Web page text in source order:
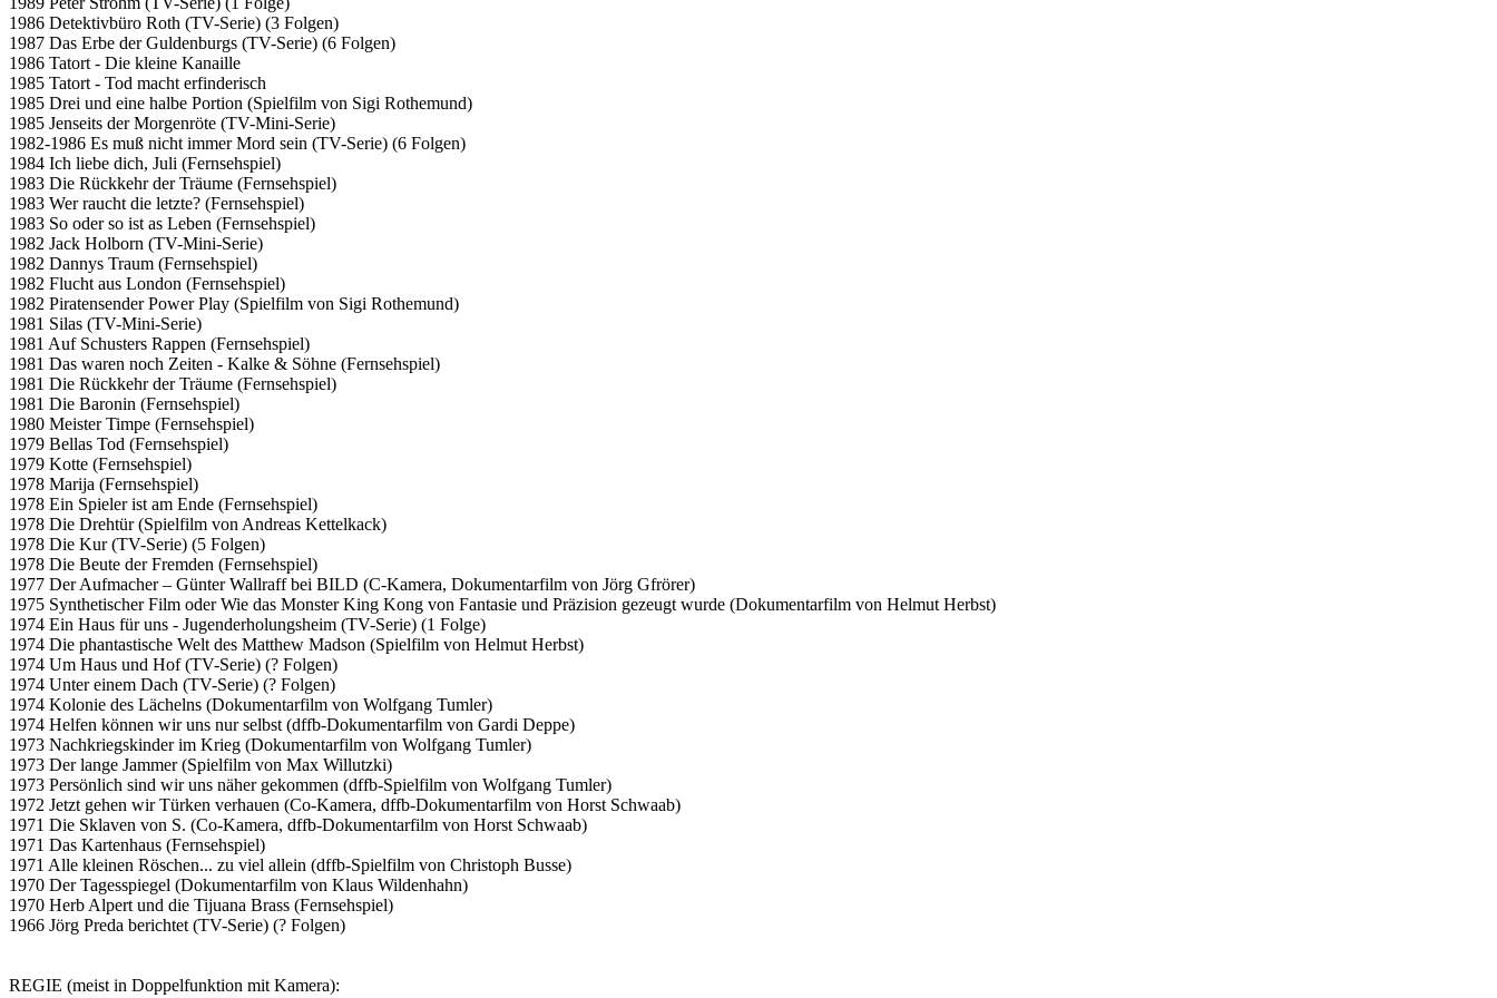
1986 Detektivbüro Roth (TV-Serie) (3 Folgen)
1987 Das Erbe der Guldenburgs (TV-Serie) (6 Folgen)
1986 Tatort - Die kleine Kanaille
1985 Tatort - Tod macht erfinderisch
1985 Drei und eine halbe Portion (Spielfilm von Sigi Rothemund)
1985 Jenseits der Morgenröte (TV-Mini-Serie)
1982-1986 Es muß nicht immer Mord sein (TV-Serie) (6 Folgen)
1984 Ich liebe dich, Juli (Fernsehspiel)
1983 Die Rückkehr der Träume (Fernsehspiel)
1983 Wer raucht die letzte? (Fernsehspiel)
1983 So oder so ist as Leben (Fernsehspiel)
1982 Jack Holborn (TV-Mini-Serie)
1982 Dannys Traum (Fernsehspiel)
1982 Flucht aus London (Fernsehspiel)
1982 Piratensender Power Play (Spielfilm von Sigi Rothemund)
1981 Silas (TV-Mini-Serie)
1981 Auf Schusters Rappen (Fernsehspiel)
1981 Das waren noch Zeiten - Kalke & Söhne (Fernsehspiel)
1981 Die Rückkehr der Träume (Fernsehspiel)
1981 Die Baronin (Fernsehspiel)
1980 Meister Timpe (Fernsehspiel)
1979 Bellas Tod (Fernsehspiel)
1979 Kotte (Fernsehspiel)
1978 Marija (Fernsehspiel)
1978 Ein Spieler ist am Ende (Fernsehspiel)
1978 Die Drehtür (Spielfilm von Andreas Kettelkack)
1978 Die Kur (TV-Serie) (5 Folgen)
1978 Die Beute der Fremden (Fernsehspiel)
1977 Der Aufmacher – Günter Wallraff bei BILD (C-Kamera, Dokumentarfilm von Jörg Gfrörer)
1975 Synthetischer Film oder Wie das Monster King Kong von Fantasie und Präzision gezeugt wurde (Dokumentarfilm von Helmut Herbst)
1974 Ein Haus für uns - Jugenderholungsheim (TV-Serie) (1 Folge)
1974 Die phantastische Welt des Matthew Madson (Spielfilm von Helmut Herbst)
1974 Um Haus und Hof (TV-Serie) (? Folgen)
1974 Unter einem Dach (TV-Serie) (? Folgen)
1974 Kolonie des Lächelns (Dokumentarfilm von Wolfgang Tumler)
1974 Helfen können wir uns nur selbst (dffb-Dokumentarfilm von Gardi Deppe)
1973 Nachkriegskinder im Krieg (Dokumentarfilm von Wolfgang Tumler)
1973 Der lange Jammer (Spielfilm von Max Willutzki)
1973 Persönlich sind wir uns näher gekommen (dffb-Spielfilm von Wolfgang Tumler)
1972 Jetzt gehen wir Türken verhauen (Co-Kamera, dffb-Dokumentarfilm von Horst Schwaab)
1971 Die Sklaven von S. (Co-Kamera, dffb-Dokumentarfilm von Horst Schwaab)
1971 Das Kartenhaus (Fernsehspiel)
1971 Alle kleinen Röschen... zu viel allein (dffb-Spielfilm von Christoph Busse)
1970 Der Tagesspiegel (Dokumentarfilm von Klaus Wildenhahn)
1970 Herb Alpert und die Tijuana Brass (Fernsehspiel)
1966 Jörg Preda berichtet (TV-Serie) (? Folgen)
REGIE (meist in Doppelfunktion mit Kamera):